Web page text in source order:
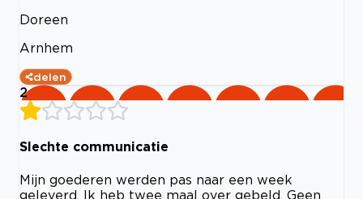
Doreen
Arnhem
delen
2
Slechte communicatie
Mijn goederen werden pas naar een week
geleverd. Ik heb twee maal over gebeld. Geen